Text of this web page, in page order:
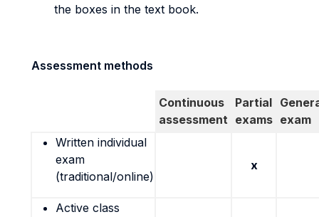
the boxes in the text book.
Assessment methods
Continuous
assessment
Partial
exams exam
Written individual
exam
(traditional/online)
x
Active class